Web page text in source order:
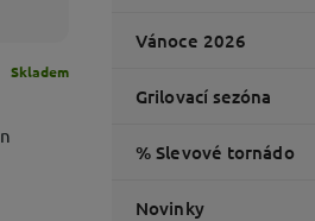
Vánoce 2026
Grilovací sezóna
% Slevové tornádo
Novinky
Skladem